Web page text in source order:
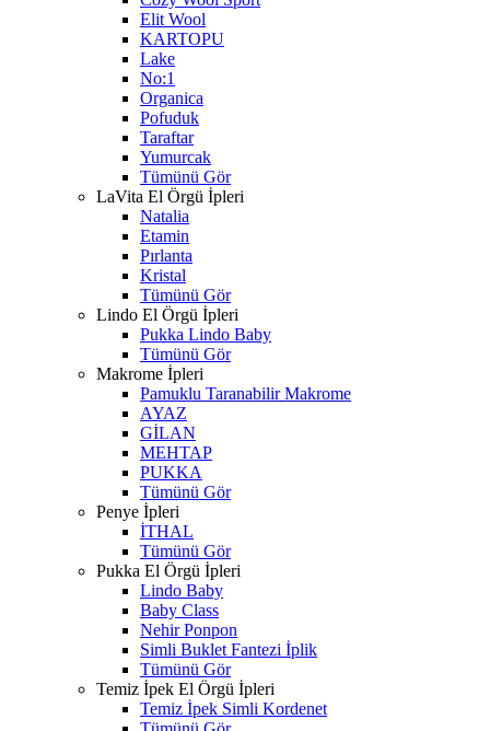
Elit Wool
KARTOPU
Lake
No:1
Organica
Pofuduk
Taraftar
Yumurcak
Tümünü Gör
LaVita El Örgü İpleri
Natalia
Etamin
Pırlanta
Kristal
Tümünü Gör
Lindo El Örgü İpleri
Pukka Lindo Baby
Tümünü Gör
Makrome İpleri
Pamuklu Taranabilir Makrome
AYAZ
GİLAN
MEHTAP
PUKKA
Tümünü Gör
Penye İpleri
İTHAL
Tümünü Gör
Pukka El Örgü İpleri
Lindo Baby
Baby Class
Nehir Ponpon
Simli Buklet Fantezi İplik
Tümünü Gör
Temiz İpek El Örgü İpleri
Temiz İpek Simli Kordenet